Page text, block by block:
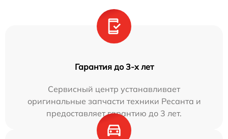
Гарантия до 3-х лет
Сервисный центр устанавливает
оригинальные запчасти техники Ресанта и
предоставляет гарантию до 3 лет.